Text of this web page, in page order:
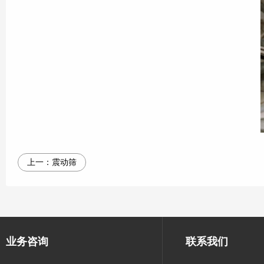
上一： 震动筛
业务咨询 联系我们